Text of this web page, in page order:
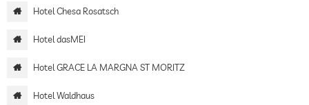
Hotel Chesa Rosatsch
Hotel dasMEI
Hotel GRACE LA MARGNA ST MORITZ
Hotel Waldhaus